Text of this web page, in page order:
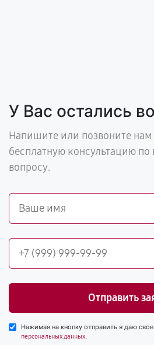
У Вас остались
Напишите или позвоните
бесплатную консультацию
вопросу.
Отправить
Нажимая на кнопку отправить я даю
персональных данных.